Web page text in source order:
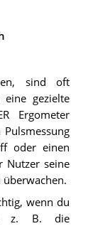
sind oft
eine gezielte
Ergometer
oder einen
Nutzer seine
überwachen.
wenn du
z. B. die